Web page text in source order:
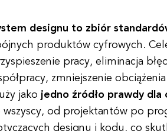
designu to zbiór
produktów cyfrowych.
pracy, eliminacja
zmniejszenie
jako jedno źródło prawdy dla
wszyscy, od projektantów po
designu i kodu, co